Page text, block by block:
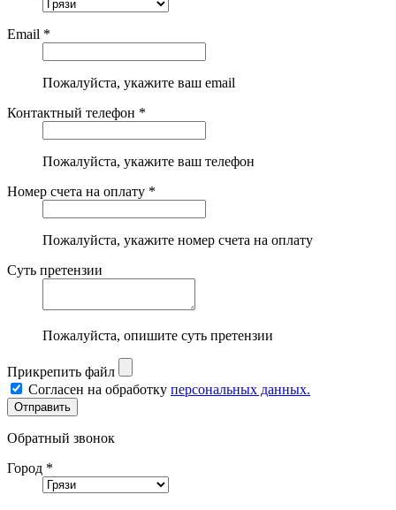
Email *
Пожалуйста, укажите ваш email
Контактный телефон *
Пожалуйста, укажите ваш телефон
Номер счета на оплату *
Пожалуйста, укажите номер счета на оплату
Суть претензии
Пожалуйста, опишите суть претензии
Прикрепить файл
Согласен на обработку персональных данных.
Обратный звонок
Город *